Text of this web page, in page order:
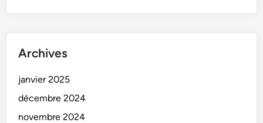
Archives
janvier 2025
décembre 2024
novembre 2024